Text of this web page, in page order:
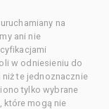
na
ani nie
w odniesieniu do
te jednoznacznie
tylko wybrane
które mogą nie